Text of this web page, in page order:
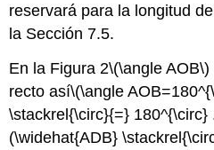
reservará para la longitud
la Sección 7.5.
En la Figura 2\(\angle AOB\)
recto así\(\angle
\stackrel{\circ}{=} 180^{\circ}
(\widehat{ADB}